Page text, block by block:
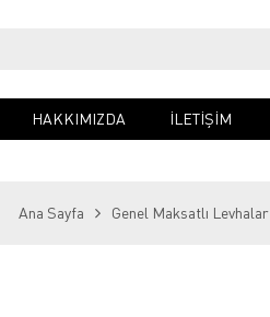
HAKKIMIZDA İLETIŞIM
Ana Sayfa Genel Maksatlı Levhalar